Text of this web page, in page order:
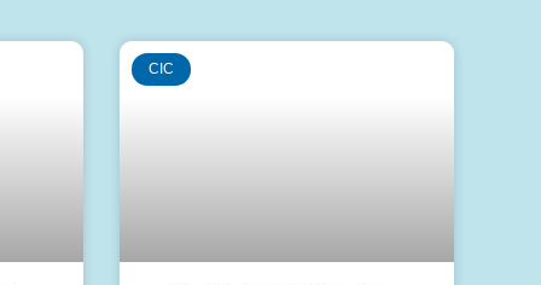
CIC